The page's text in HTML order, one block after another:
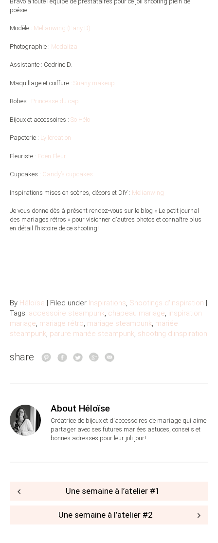
poésie.
Modèle : Melianwing (Fany D)
Photographie : Modaliza
Assistante : Cedrine D.
Maquillage et coiffure : Suany makeup
Robes : Princesse du cap
Bijoux et accessoires : So Hélo
Papeterie : Lyllcreation
Fleuriste : Eden Fleur
Cupcakes : Candy’s cupcakes
Inspirations mises en scènes, décors et DIY : Melianwing
Je vous donne dès à présent rendez-vous sur le blog « Le petit journal
des mariages rétros » pour visionner d’autres photos et connaître plus
en détail l’histoire de ce shooting!
By Héloïse | Filed under Inspirations, Shootings d'inspiration |
Tags: accessoire steampunk, chapeau mariage, inspiration
mariage, mariage rétro, mariage steampunk, mariée
steampunk, parure mariée steampunk, shooting d'inspiration
share
About Héloïse
Créatrice de bijoux et d'accessoires de mariage qui aime
partager avec ses futures mariées astuces, conseils et
bonnes adresses pour leur joli jour!
Post
Une semaine à l’atelier #1
Une semaine à l’atelier #2